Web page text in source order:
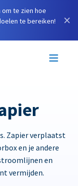
om te zien hoe
te bereiken!
×
Zapier verplaatst
en je andere
en
vermijden.